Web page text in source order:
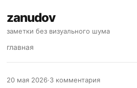
zanudov
заметки без визуального шума
главная
20 мая 2026·3 комментария